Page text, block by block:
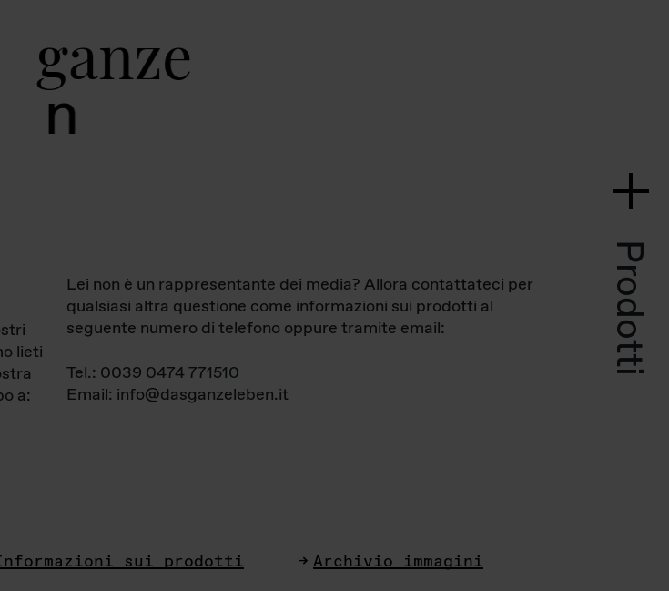
ganz
Prodotti
lieti
a:
Lei non è un rappresentante dei media? Allora contattateci per
qualsiasi altra questione come informazioni sui prodotti al
seguente numero di telefono oppure tramite email:
Tel.: 0039 0474 771510
Email: info@dasganzeleben.it
sui prodotti Archivio immagini